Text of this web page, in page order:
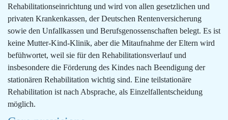
Rehabilitationseinrichtung und wird von allen gesetzlichen und
privaten Krankenkassen, der Deutschen Rentenversicherung
sowie den Unfallkassen und Berufsgenossenschaften belegt. Es ist
keine Mutter-Kind-Klinik, aber die Mitaufnahme der Eltern wird
befühwortet, weil sie für den Rehabilitationsverlauf und
insbesondere die Förderung des Kindes nach Beendigung der
stationären Rehabilitation wichtig sind. Eine teilstationäre
Rehabilitation ist nach Absprache, als Einzelfallentscheidung
möglich.